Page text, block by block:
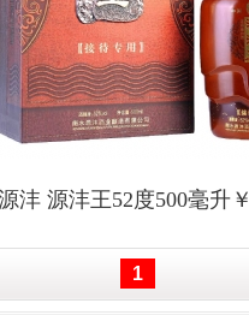
沣 源沣王52度500毫升￥
1